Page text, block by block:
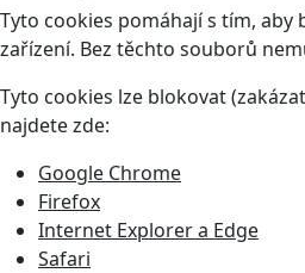
Tyto cookies pomáhají s tím, aby
zařízení. Bez těchto souborů
Tyto cookies lze blokovat
najdete zde:
Google Chrome
Firefox
Internet Explorer a Edge
Safari